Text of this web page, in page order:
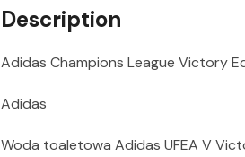
Description
Adidas Champions League Victory
Adidas
Woda toaletowa Adidas UFEA V